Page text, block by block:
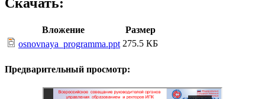
Скачать:
Вложение
Размер
osnovnaya_programma.ppt 275.5 КБ
Предварительный просмотр: